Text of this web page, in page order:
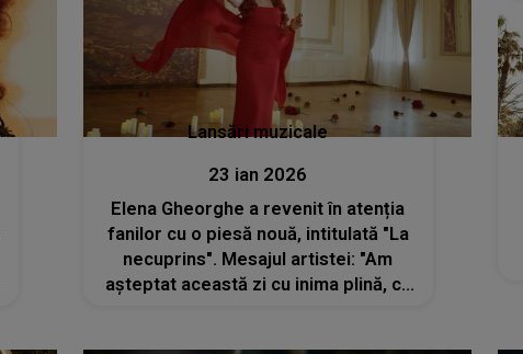
Lansări muzicale
23 ian 2026
Elena Gheorghe a revenit în atenția
fanilor cu o piesă nouă, intitulată "La
necuprins". Mesajul artistei: "Am
așteptat această zi cu inima plină, ca